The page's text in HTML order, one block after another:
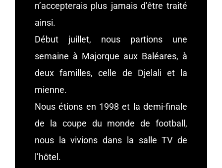
n’accepterais plus jamais d’être traité
ainsi.
Début juillet, nous partions une
semaine à Majorque aux Baléares, à
deux familles, celle de Djelali et la
mienne.
Nous étions en 1998 et la demi-finale
de la coupe du monde de football,
nous la vivions dans la salle TV de
l’hôtel.